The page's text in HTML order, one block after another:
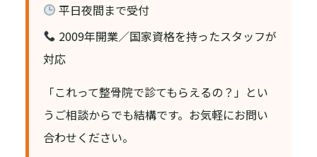
平日夜間まで受付
2009年開業／国家資格を持ったスタッフが
対応
「これって整骨院で診てもらえるの？」とい
うご相談からでも結構です。お気軽にお問い
合わせください。